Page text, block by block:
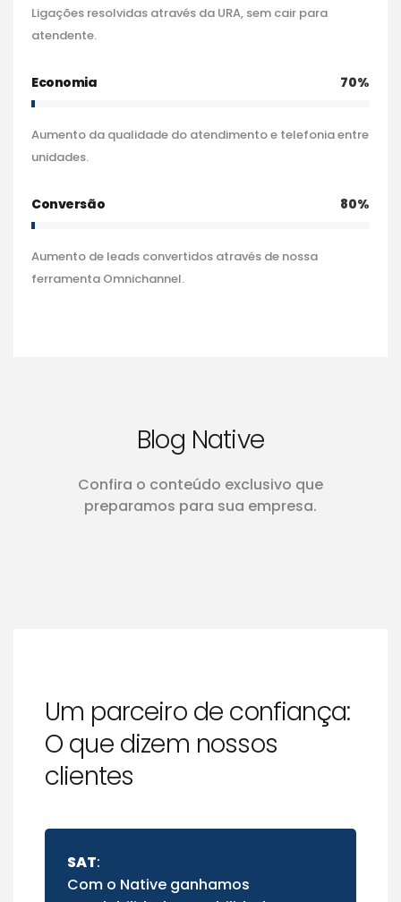
Ligações resolvidas através da URA, sem cair para
atendente.
Economia 70%
Aumento da qualidade do atendimento e telefonia entre
unidades.
Conversão 80%
Aumento de leads convertidos através de nossa
ferramenta Omnichannel.
Blog Native
Confira o conteúdo exclusivo que
preparamos para sua empresa.
Um parceiro de confiança:
O que dizem nossos
clientes
SAT:
Com o Native ganhamos